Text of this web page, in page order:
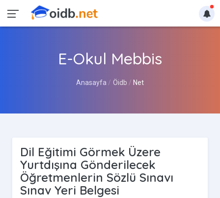
E-Okul Mebbis
Anasayfa Öidb Net
Dil Eğitimi Görmek Üzere
Yurtdışına Gönderilecek
Öğretmenlerin Sözlü Sınavı
Sınav Yeri Belgesi